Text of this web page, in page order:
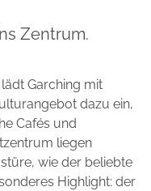
Zentrum.
Garching mit
dazu ein,
Cafés und
liegen
wie der beliebte
Highlight: der